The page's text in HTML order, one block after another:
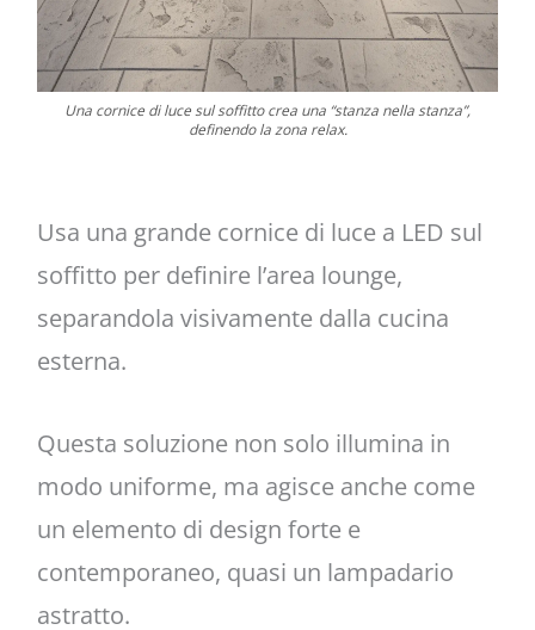
Una cornice di luce sul soffitto crea una “stanza nella stanza”,
definendo la zona relax.
Usa una grande cornice di luce a LED sul
soffitto per definire l’area lounge,
separandola visivamente dalla cucina
esterna.
Questa soluzione non solo illumina in
modo uniforme, ma agisce anche come
un elemento di design forte e
contemporaneo, quasi un lampadario
astratto.